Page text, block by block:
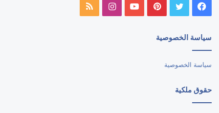
فيسبوك تويتر بينتيريستيوتيوبانستقرامملخص
سياسة الخصوصية
سياسة الخصوصية
حقوق ملكية